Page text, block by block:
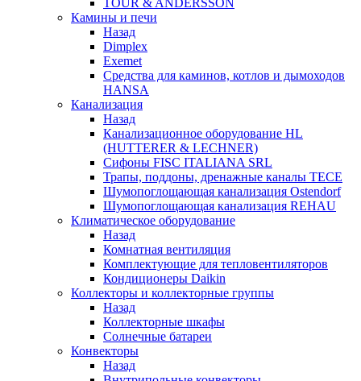
Камины и печи
Назад
Dimplex
Exemet
Средства для каминов, котлов и дымоходов
HANSA
Канализация
Назад
Канализационное оборудование HL
(HUTTERER & LECHNER)
Сифоны FISC ITALIANA SRL
Трапы, поддоны, дренажные каналы TECE
Шумопоглощающая канализация Ostendorf
Шумопоглощающая канализация REHAU
Климатическое оборудование
Назад
Комнатная вентиляция
Комплектующие для тепловентиляторов
Кондиционеры Daikin
Коллекторы и коллекторные группы
Назад
Коллекторные шкафы
Солнечные батареи
Конвекторы
Назад